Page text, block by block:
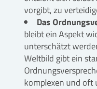
vorgibt, zu
Das
bleibt ein Aspekt
unterschätzt
Weltbild gibt ein
komplexen und oft